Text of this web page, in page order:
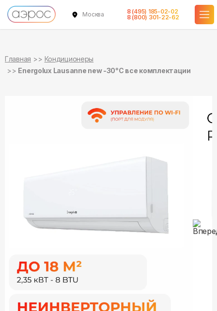
Москва
8 (495) 185-02-02
8 (800) 301-22-62
Главная
Кондиционеры
Energolux Lausanne new -30°С все комплектации
в наличии
в наличии
в наличии
в наличии
в наличии